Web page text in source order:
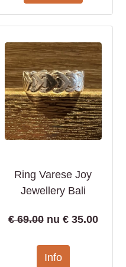
Ring Varese Joy
Jewellery Bali
€ 69.00nu € 35.00